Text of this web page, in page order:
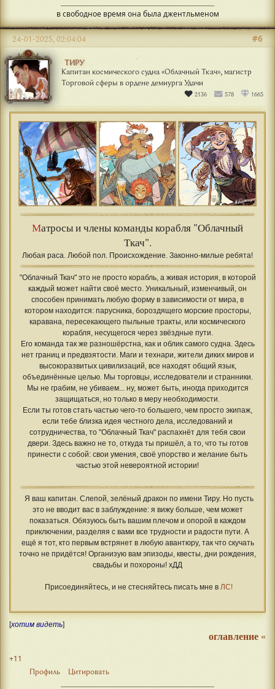
в свободное время она была джентльменом
ТИРУ
Капитан космического судна «Облачный Ткач», магистр
Торговой сферы в ордене демиурга Удачи
2136 578 1665
#6
24-01-2025, 02:04:04
Матросы и члены команды корабля "Облачный
Ткач".
Любая раса. Любой пол. Происхождение. Законно-милые ребята!
"Облачный Ткач" это не просто корабль, а живая история, в которой
каждый может найти своё место. Уникальный, изменчивый, он
способен принимать любую форму в зависимости от мира, в
котором находится: парусника, бороздящего морские просторы,
каравана, пересекающего пыльные тракты, или космического
корабля, несущегося через звёздные пути.
Его команда так же разношёрстна, как и облик самого судна. Здесь
нет границ и предвзятости. Маги и технари, жители диких миров и
высокоразвитых цивилизаций, все находят общий язык,
объединённые целью. Мы торговцы, исследователи и странники.
Мы не грабим, не убиваем... ну, может быть, иногда приходится
защищаться, но только в меру необходимости.
Если ты готов стать частью чего-то большего, чем просто экипаж,
если тебе близка идея честного дела, исследований и
сотрудничества, то "Облачный Ткач" распахнёт для тебя свои
двери. Здесь важно не то, откуда ты пришёл, а то, что ты готов
принести с собой: свои умения, своё упорство и желание быть
частью этой невероятной истории!
Я ваш капитан. Слепой, зелёный дракон по имени Тиру. Но пусть
это не вводит вас в заблуждение: я вижу больше, чем может
показаться. Обязуюсь быть вашим плечом и опорой в каждом
приключении, разделяя с вами все трудности и радости пути. А
ещё я тот, кто первым встрянет в любую авантюру, так что скучать
точно не придётся! Организую вам эпизоды, квесты, дни рождения,
свадьбы и похороны! хДД
Присоединяйтесь, и не стесняйтесь писать мне в ЛС!
[хотим видеть]
оглавление «
+11
Профиль Цитировать